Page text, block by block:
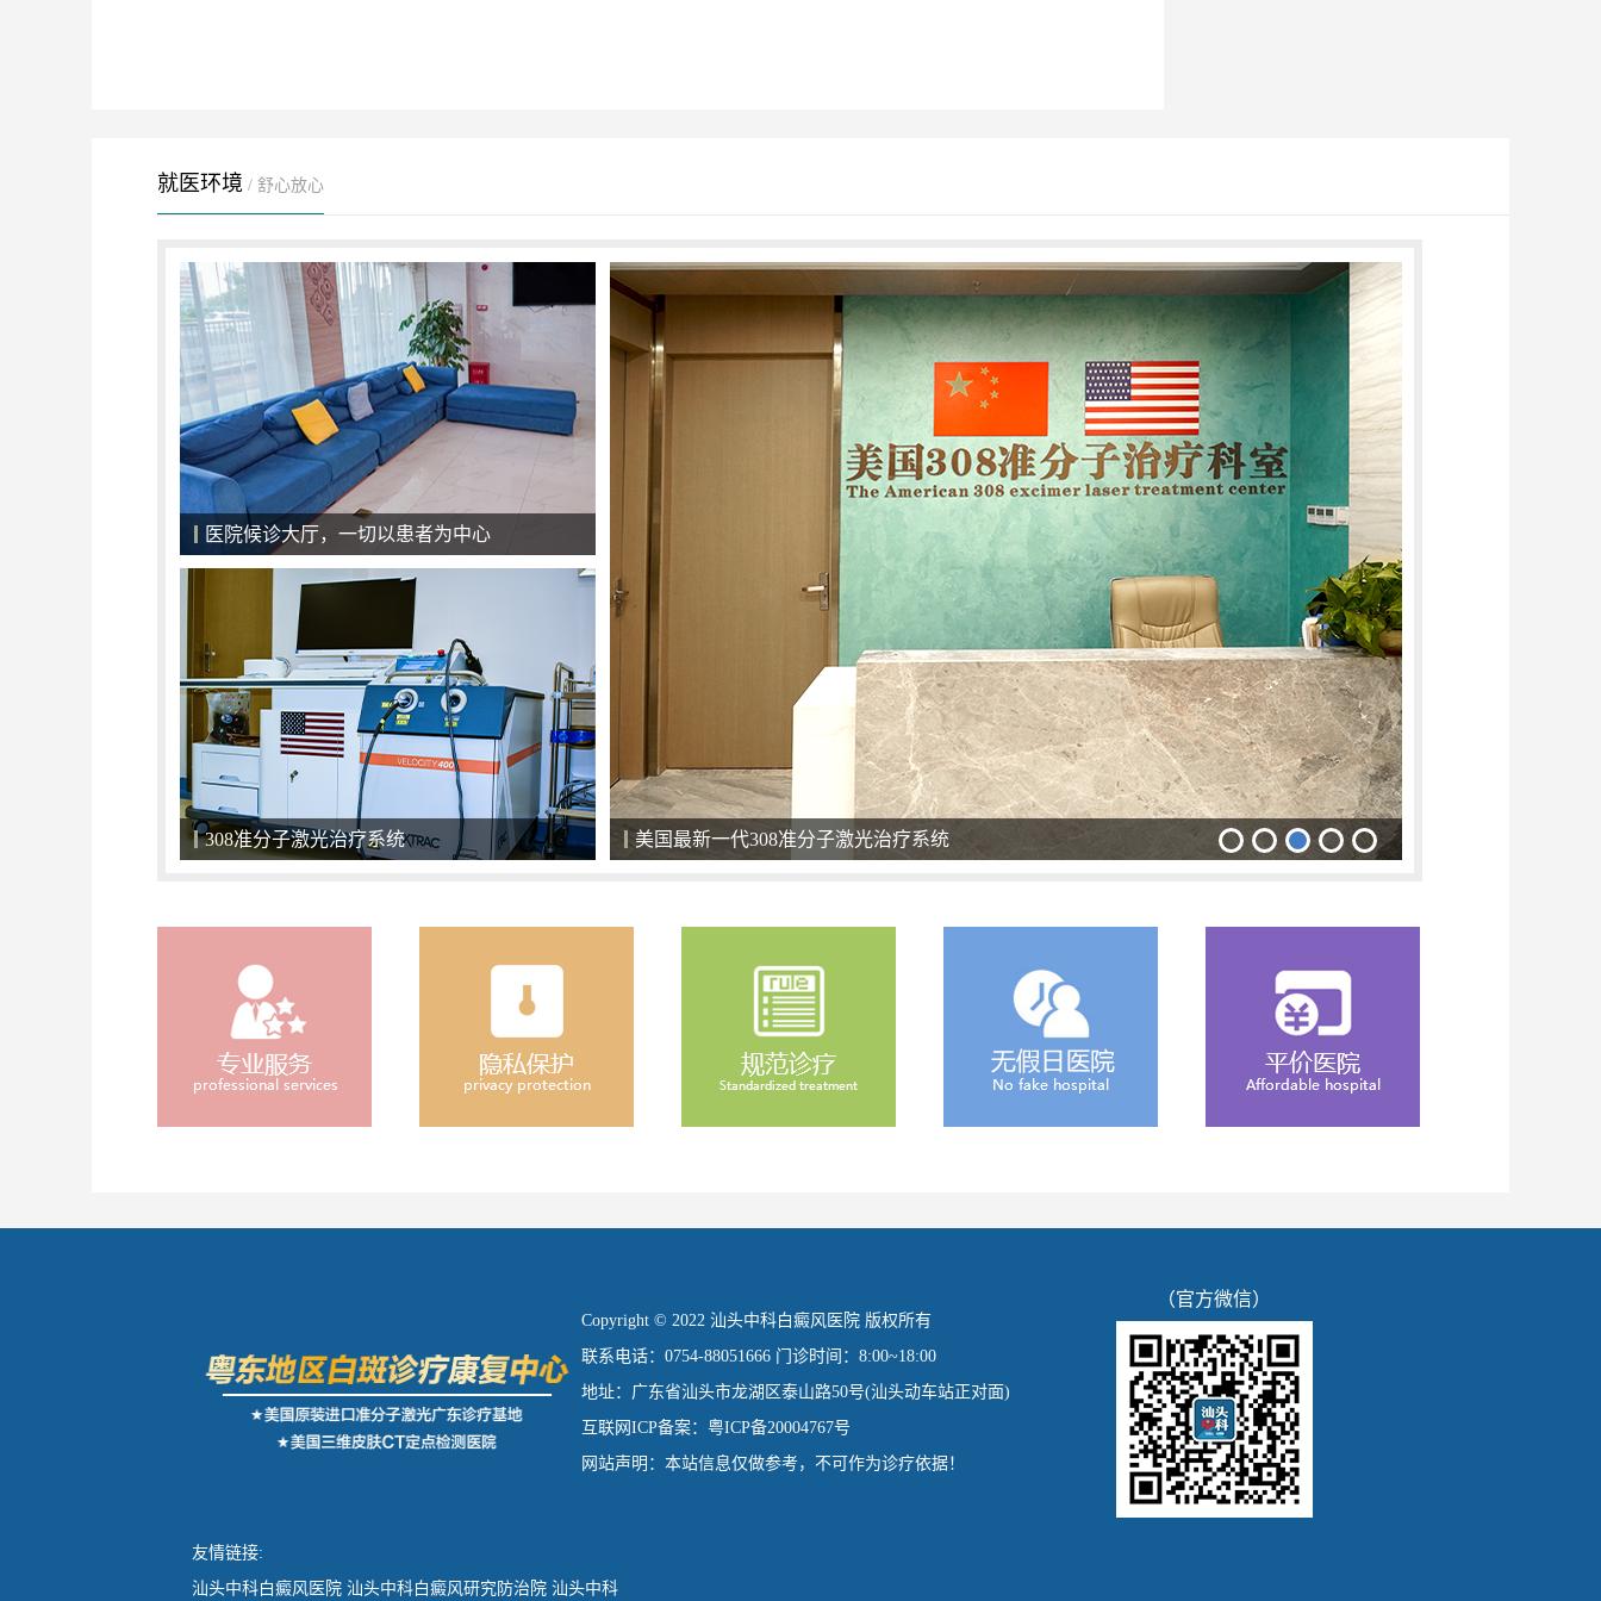
就医环境 / 舒心放心
强大的专家团队，病情康复的保证
关爱儿童，小天使们不应该被区别对待 清净的住院环境，给患者舒心恢复的空间
Copyright © 2022 汕头中科白癜风医院 版权所有
联系电话：0754-88051666 门诊时间：8:00~18:00
地址：广东省汕头市龙湖区泰山路50号(汕头动车站正对面)
互联网ICP备案：粤ICP备20004767号
网站声明：本站信息仅做参考，不可作为诊疗依据！
（官方微信）
友情链接:
汕头中科白癜风医院 汕头中科白癜风研究防治院 汕头中科